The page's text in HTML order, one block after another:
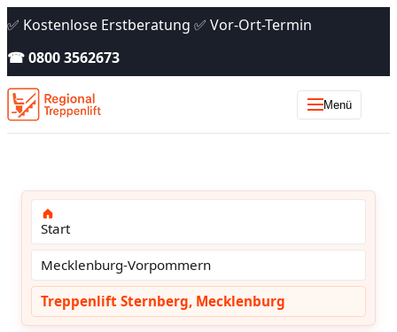
✅ Kostenlose Erstberatung ✅ Vor-Ort-Termin
☎ 0800 3562673
Menü
Start
Mecklenburg-Vorpommern
Treppenlift Sternberg, Mecklenburg